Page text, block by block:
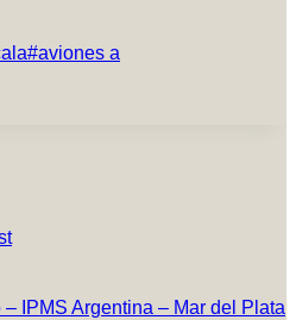
#aviones a
IPMS Argentina – Mar del Plata